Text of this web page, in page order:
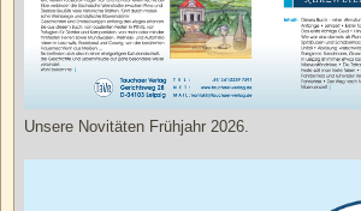
Unsere Novitäten Frühjahr 2026.